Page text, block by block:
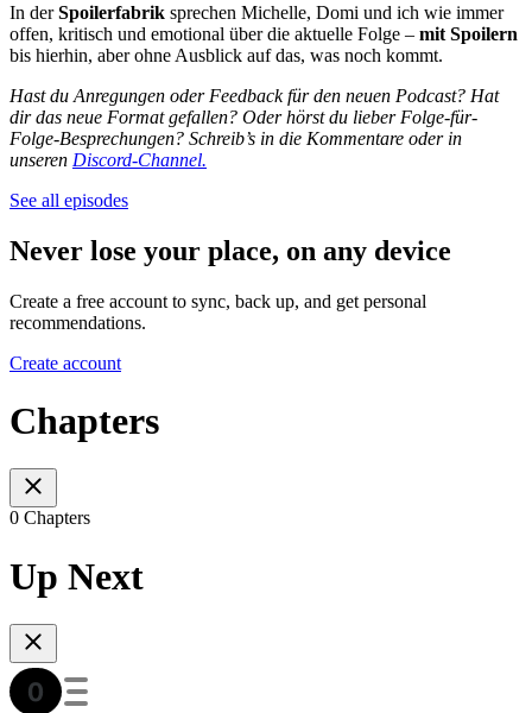
In derSpoilerfabrik sprechen Michelle, Domi und ich wie immer
offen, kritisch und emotional über die aktuelle Folge – mit Spoilern
bis hierhin, aber ohne Ausblick auf das, was noch kommt.
Hast du Anregungen oder Feedback für den neuen Podcast? Hat
dir das neue Format gefallen? Oder hörst du lieber Folge-für-
Folge-Besprechungen? Schreib’s in die Kommentare oder in
unseren Discord-Channel.
See all episodes
Never lose your place, on any device
Create a free account to sync, back up, and get personal
recommendations.
Create account
Chapters
0 Chapters
Up Next